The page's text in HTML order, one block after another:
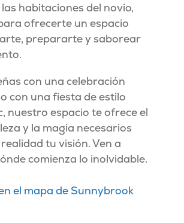
habitaciones del novio,
ofrecerte un espacio
prepararte y saborear
con una celebración
con una fiesta de estilo
nuestro espacio te ofrece el
y la magia necesarios
tu visión. Ven a
comienza lo inolvidable.